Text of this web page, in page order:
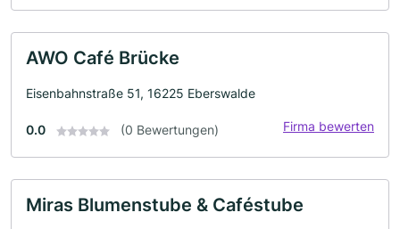
AWO Café Brücke
Eisenbahnstraße 51, 16225 Eberswalde
0.0 (0 Bewertungen) Firma bewerten
Miras Blumenstube & Caféstube